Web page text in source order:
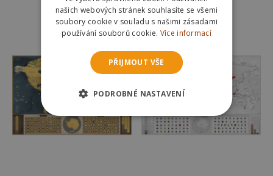
Skladem
Odešlemednes
Skladem
Odešlemednes
našich webových stránek souhlasíte se všemi
soubory cookie v souladu s našimi zásadami
používání souborů cookie. Více informací
PŘIJMOUT VŠE
PODROBNÉ NASTAVENÍ